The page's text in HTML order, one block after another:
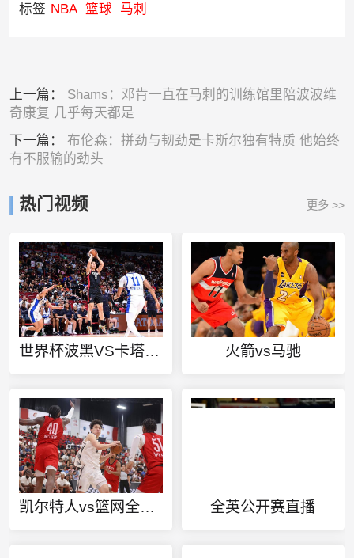
标签 NBA 篮球 马刺
上一篇： Shams：邓肯一直在马刺的训练馆里陪波波维
奇康复 几乎每天都是
下一篇： 布伦森：拼劲与韧劲是卡斯尔独有特质 他始终
有不服输的劲头
热门视频 更多 >>
世界杯波黑VS卡塔尔直播 火箭vs马驰
凯尔特人vs篮网全场录像回放 全英公开赛直播